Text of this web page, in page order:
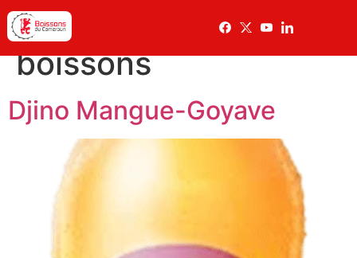
Archives :
Les
boissons
Djino Mangue-Goyave